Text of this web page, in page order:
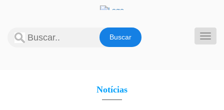
conteúdo
Notícias